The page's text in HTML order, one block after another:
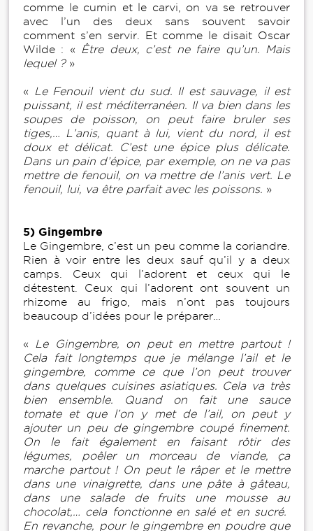
comme le cumin et le carvi, on va se retrouver
avec l’un des deux sans souvent savoir
comment s’en servir. Et comme le disait Oscar
Wilde : « Être deux, c’est ne faire qu’un. Mais
lequel ? »
«
Le Fenouil vient du sud. Il est sauvage, il est
puissant, il est méditerranéen. Il va bien dans les
soupes de poisson, on peut faire bruler ses
tiges,… L’anis, quant à lui, vient du nord, il est
doux et délicat. C’est une épice plus délicate.
Dans un pain d’épice, par exemple, on ne va pas
mettre de fenouil, on va mettre de l’anis vert. Le
fenouil, lui, va être parfait avec les poissons. »
5) Gingembre
Le Gingembre, c’est un peu comme la coriandre.
Rien à voir entre les deux sauf qu’il y a deux
camps. Ceux qui l’adorent et ceux qui le
détestent. Ceux qui l’adorent ont souvent un
rhizome au frigo, mais n’ont pas toujours
beaucoup d’idées pour le préparer…
« Le Gingembre, on peut en mettre partout !
Cela fait longtemps que je mélange l’ail et le
gingembre, comme ce que l’on peut trouver
dans quelques cuisines asiatiques. Cela va très
bien ensemble. Quand on fait une sauce
tomate et que l’on y met de l’ail, on peut y
ajouter un peu de gingembre coupé finement.
On le fait également en faisant rôtir des
légumes, poêler un morceau de viande, ça
marche partout ! On peut le râper et le mettre
dans une vinaigrette, dans une pâte à gâteau,
dans une salade de fruits une mousse au
chocolat,… cela fonctionne en salé et en sucré.
En revanche, pour le gingembre en poudre que